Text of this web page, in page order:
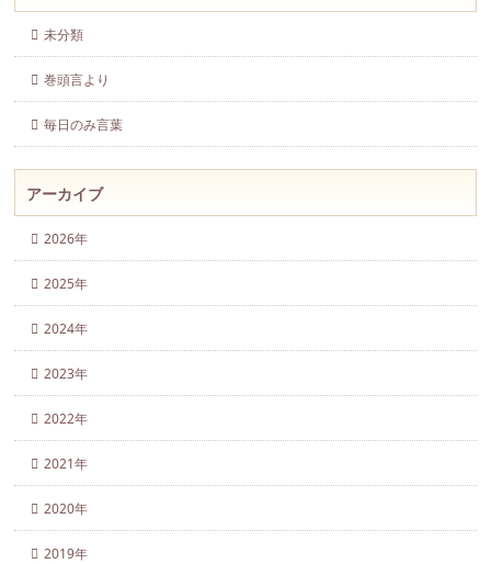
未分類
巻頭言より
毎日のみ言葉
アーカイブ
2026年
2025年
2024年
2023年
2022年
2021年
2020年
2019年